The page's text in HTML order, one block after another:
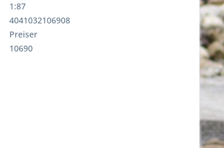
1:87
4041032106908
Preiser
10690